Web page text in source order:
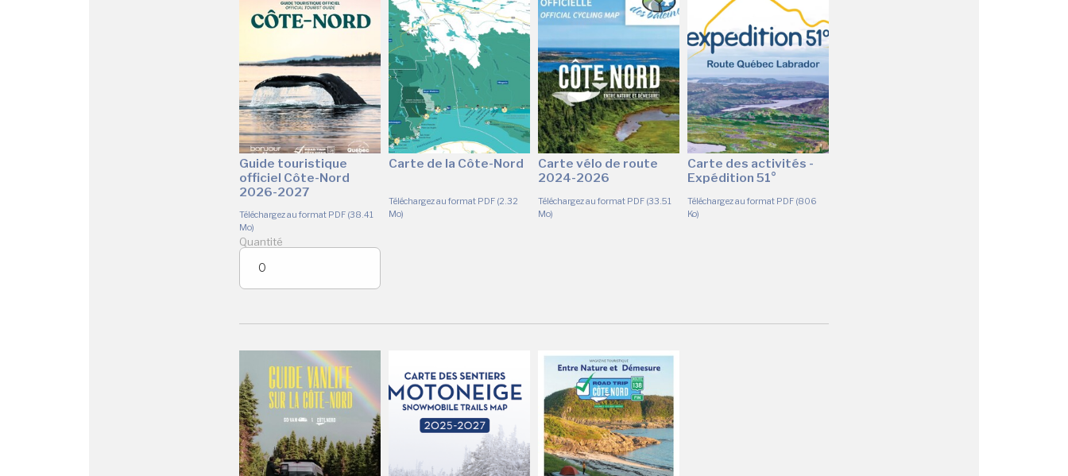
Guide touristique
officiel Côte-Nord
2026-2027
Téléchargez au format PDF (38.41
Mo)
Quantité
Carte de la Côte-Nord
Téléchargez au format PDF (2.32
Mo)
Carte vélo de route
2024-2026
Téléchargez au format PDF (33.51
Mo)
Carte des activités -
Expédition 51°
Téléchargez au format PDF (806
Ko)